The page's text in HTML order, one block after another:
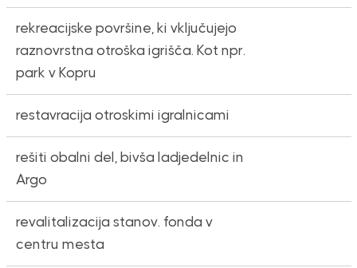
rekreacijske površine, ki vključujejo
raznovrstna otroška igrišča. Kot npr.
park v Kopru
restavracija otroskimi igralnicami
rešiti obalni del, bivša ladjedelnic in
Argo
revalitalizacija stanov. fonda v
centru mesta